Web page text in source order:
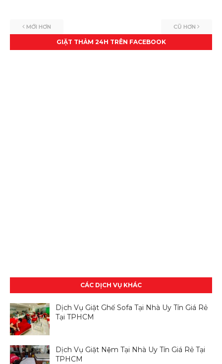
MỚI HƠN CŨ HƠN
GIẶT THẢM 24H TRÊN FACEBOOK
CÁC DỊCH VỤ KHÁC
Dịch Vụ Giặt Ghế Sofa Tại Nhà Uy Tín Giá Rẻ
Tại TPHCM
Dịch Vụ Giặt Nệm Tại Nhà Uy Tín Giá Rẻ Tại
TPHCM